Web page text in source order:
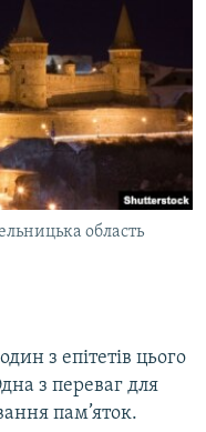
область
з епітетів цього
з переваг для
пам’яток.